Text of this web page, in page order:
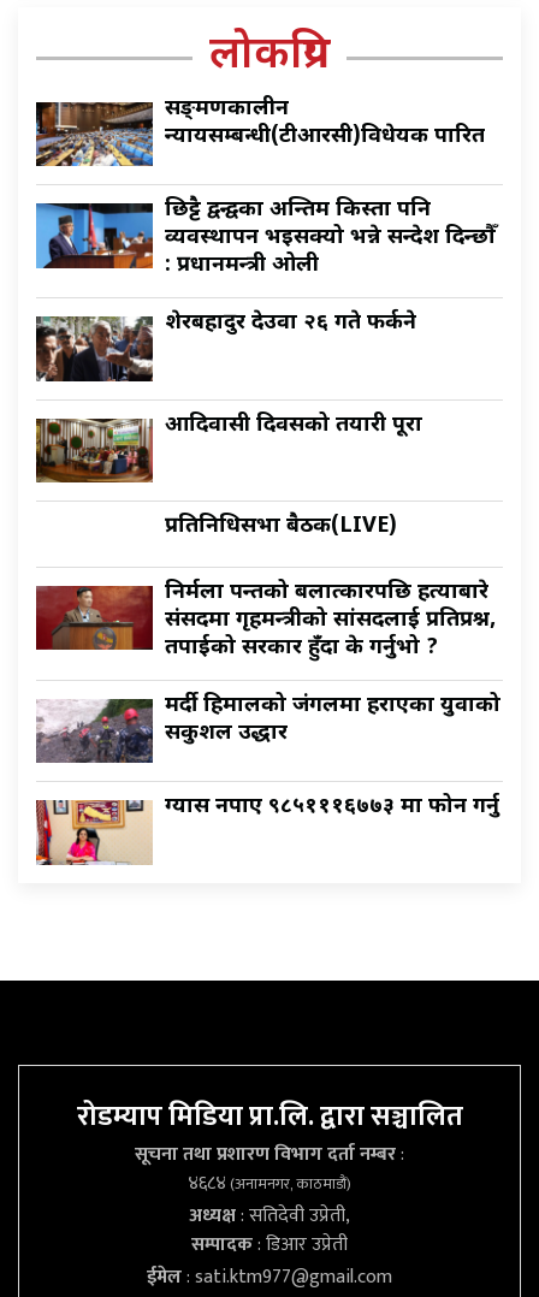
लोकप्रिय
सङ्क्रमणकालीन
न्यायसम्बन्धी(टीआरसी)विधेयक पारित
छिट्टै द्वन्द्वका अन्तिम किस्ता पनि
व्यवस्थापन भइसक्यो भन्ने सन्देश दिन्छौँ
: प्रधानमन्त्री ओली
शेरबहादुर देउवा २६ गते फर्कने
आदिवासी दिवसको तयारी पूरा
प्रतिनिधिसभा बैठक(LIVE)
निर्मला पन्तको बलात्कारपछि हत्याबारे
संसदमा गृहमन्त्रीको सांसदलाई प्रतिप्रश्न,
तपाईको सरकार हुँदा के गर्नुभो ?
मर्दी हिमालको जंगलमा हराएका युवाको
सकुशल उद्धार
ग्यास नपाए ९८५१११६७७३ मा फोन गर्नु
रोडम्याप मिडिया प्रा.लि. द्वारा सञ्चालित
सूचना तथा प्रशारण विभाग दर्ता नम्बर:
४६८४(अनामनगर, काठमाडौं)
अध्यक्ष: सतिदेवी उप्रेती,
सम्पादक: डिआर उप्रेती
ईमेल:sati.ktm977@gmail.com